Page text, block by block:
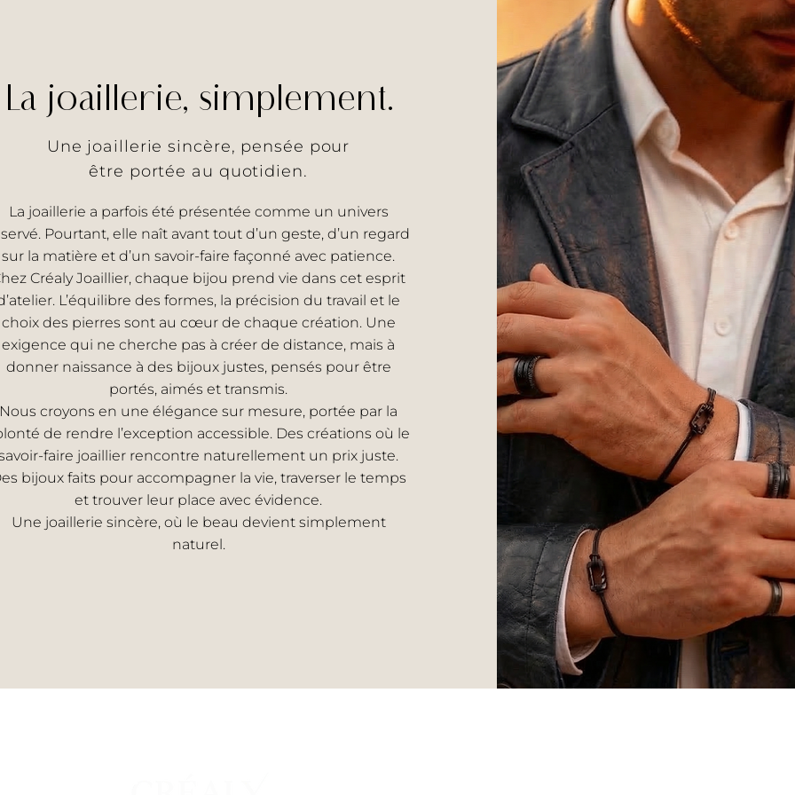
La joaillerie, simplement.
Une joaillerie sincère, pensée pour
être portée au quotidien.
La joaillerie a parfois été présentée comme un univers
Pourtant, elle naît avant tout d’un geste, d’un regard
sur la matière et d’un savoir-faire façonné avec patience.
Créaly Joaillier, chaque bijou prend vie dans cet esprit
L’équilibre des formes, la précision du travail et le
choix des pierres sont au cœur de chaque création. Une
exigence qui ne cherche pas à créer de distance, mais à
donner naissance à des bijoux justes, pensés pour être
portés, aimés et transmis.
Nous croyons en une élégance sur mesure, portée par la
de rendre l’exception accessible. Des créations où le
faire joaillier rencontre naturellement un prix juste.
bijoux faits pour accompagner la vie, traverser le temps
et trouver leur place avec évidence.
Une joaillerie sincère, où le beau devient simplement
naturel.